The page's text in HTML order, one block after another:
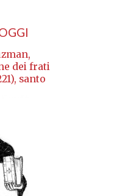
dei frati
santo